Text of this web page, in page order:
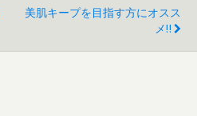
美肌キープを目指す方にオスス
メ‼